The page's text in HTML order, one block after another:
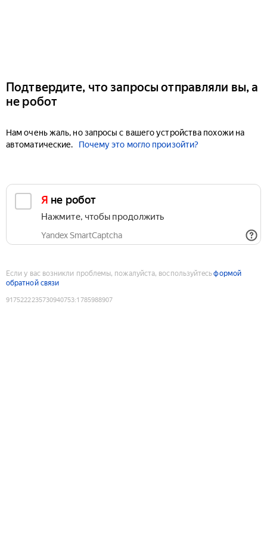
Подтвердите, что запросы отправляли вы, а
не робот
Нам очень жаль, но запросы с вашего устройства похожи на
автоматические.
Почему это могло произойти?
Я не робот
Нажмите, чтобы продолжить
Yandex SmartCaptcha
Если у вас возникли проблемы, пожалуйста, воспользуйтесьформой
обратной связи
9175222235730940753:1785988907